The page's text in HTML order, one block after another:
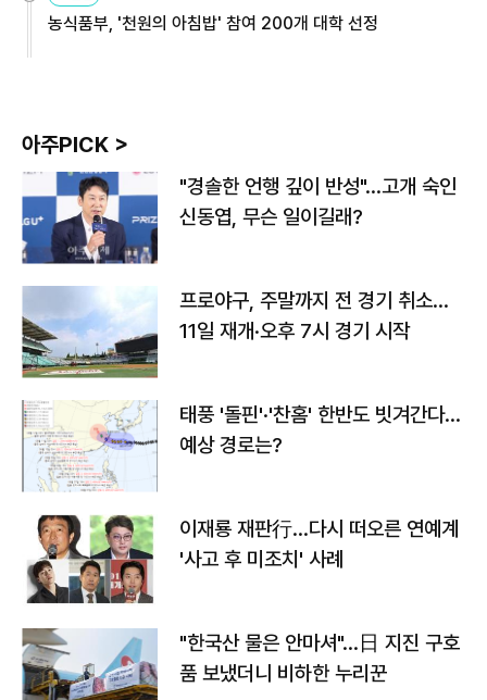
농식품부, '천원의 아침밥' 참여 200개 대학 선정
아주PICK >
"경솔한 언행 깊이 반성"…고개 숙인
신동엽, 무슨 일이길래?
프로야구, 주말까지 전 경기 취소…
11일 재개·오후 7시 경기 시작
태풍 '돌핀'·'찬홈' 한반도 빗겨간다…
예상 경로는?
이재룡 재판行…다시 떠오른 연예계
'사고 후 미조치' 사례
"한국산 물은 안마셔"…日 지진 구호
품 보냈더니 비하한 누리꾼